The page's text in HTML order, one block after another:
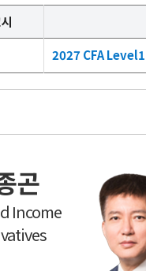
2027 CFA
곤
Income